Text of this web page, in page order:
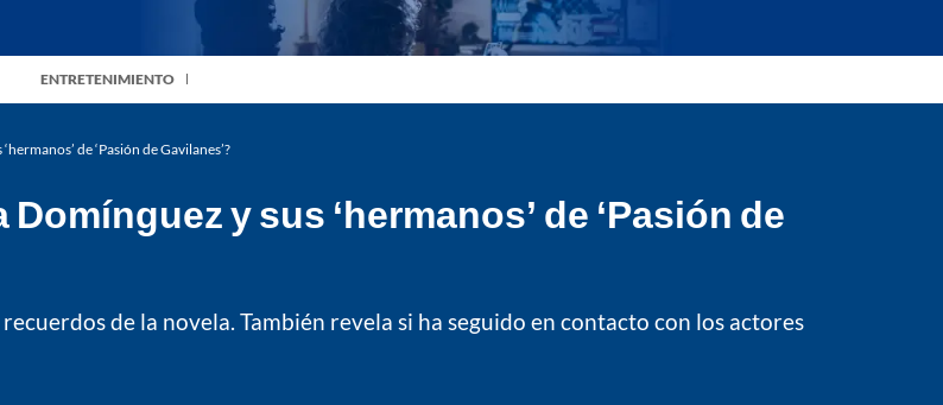
ENTRETENIMIENTO
de ‘Pasión de Gavilanes’?
y sus ‘hermanos’ de ‘Pasión de
de la novela. También revela si ha seguido en contacto con los actores